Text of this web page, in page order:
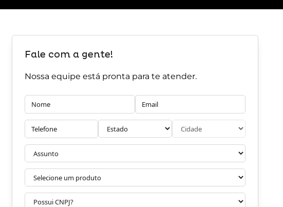
Fale com a gente!
Nossa equipe está pronta para te atender.